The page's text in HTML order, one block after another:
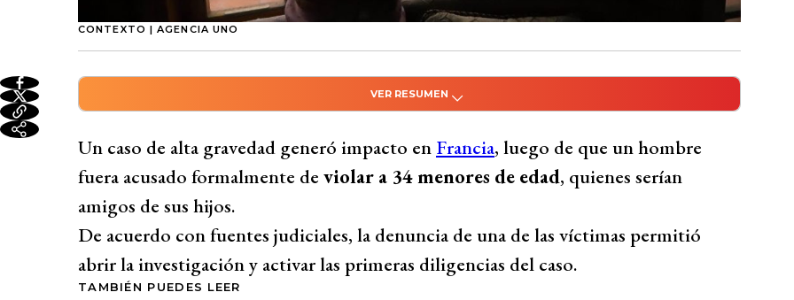
CONTEXTO | AGENCIA UNO
VER RESUMEN
En Francia, un hombre es acusado de violar a 34 menores, amigos de sus hijos. La
denuncia de una víctima inició la investigación, que ha sumado pruebas y
testimonios. El acusado fue detenido e imputado por delitos sexuales contra menores.
Destacan la importancia de la denuncia inicial y la asistencia a las víctimas. El caso
resalta la necesidad de reforzar la prevención y detección temprana de abusos en
entornos cercanos. La Justicia continúa investigando para determinar
Un caso de alta gravedad generó impacto en Francia, luego de que un hombre
fuera acusado formalmente de violar a 34 menores de edad, quienes serían
amigos de sus hijos.
De acuerdo con fuentes judiciales, la denuncia de una de las víctimas permitió
abrir la investigación y activar las primeras diligencias del caso.
TAMBIÉN PUEDES LEER